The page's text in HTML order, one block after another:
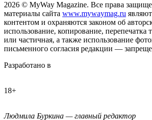
2026 © MyWay Magazine. Все права
материалы сайта www.mywaymag.ru
контентом и охраняются законом об
использование, копирование, перепечатка
или частичная, а также использование
письменного согласия редакции —
Разработано в
18+
Людмила Буркина — главный редактор